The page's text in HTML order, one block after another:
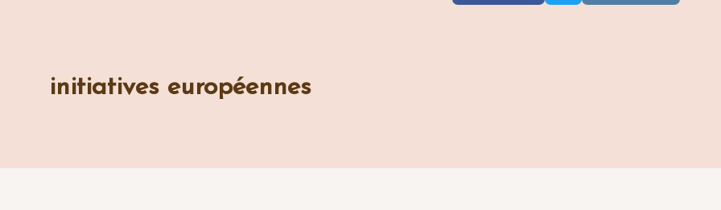
initiatives européennes